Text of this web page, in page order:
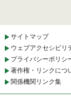
サイトマップ
ウェブアクセシビリ
プライバシーポリシ
著作権・リンクにつ
関係機関リンク集